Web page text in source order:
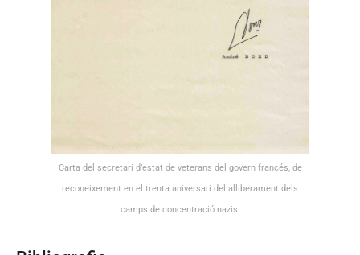
Carta del secretari d’estat de veterans del govern francés, de
reconeixement en el trenta aniversari del alliberament dels
camps de concentració nazis.